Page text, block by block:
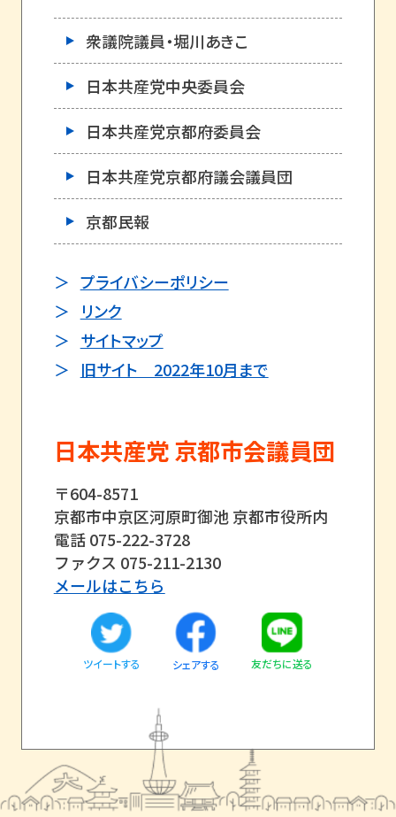
日本共産党 京都市会議員団
〒604-8571
京都市中京区河原町御池 京都市役所内
電話 075-222-3728
ファクス 075-211-2130
メールはこちら
ツイートする シェアする 友だちに送る
衆議院議員・堀川あきこ
日本共産党中央委員会
日本共産党京都府委員会
日本共産党京都府議会議員団
京都民報
プライバシーポリシー
リンク
サイトマップ
旧サイト 2022年10月まで